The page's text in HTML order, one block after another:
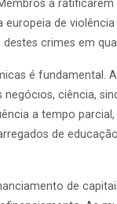
a
de
crimes em
é
ciência,
a tempo
de
de